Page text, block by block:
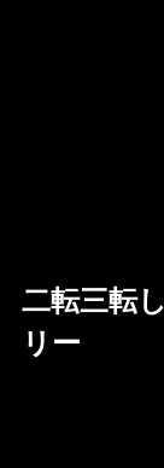
二転三転
リー